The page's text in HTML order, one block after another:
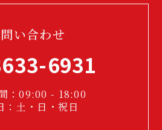
い合わせ
6931
：09:00 - 18:00
：土・日・祝日